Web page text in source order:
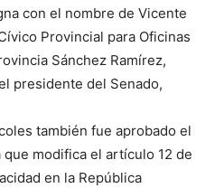
con el nombre de Vicente
Provincial para Oficinas
Sánchez Ramírez,
presidente del Senado,
también fue aprobado el
modifica el artículo 12 de
en la República